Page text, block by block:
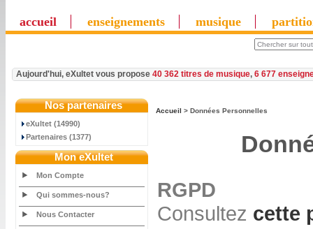
accueil enseignements musique
Aujourd'hui, eXultet vous propose 40 362 titres de musique, 6 677
Nos partenaires
eXultet (14990)
Partenaires (1377)
Mon eXultet
Mon Compte
Qui sommes-nous?
Nous Contacter
Accueil > Données Personnelles
RGPD
Consultez cette